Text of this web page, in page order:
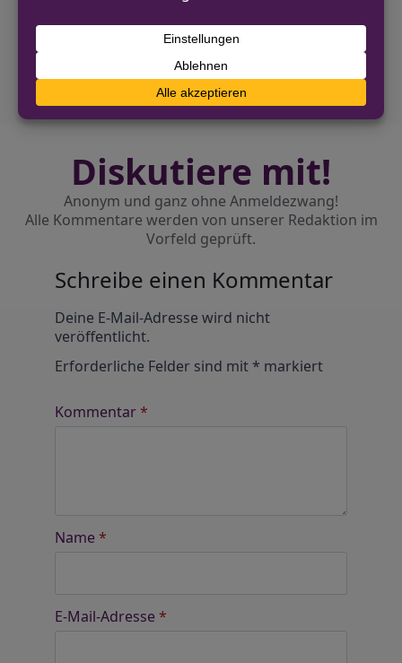
Versuchter Einbruch mit gestohlenem
Schlüssel in Paderborn
Diskutiere mit!
Anonym und ganz ohne Anmeldezwang!
Alle Kommentare werden von unserer Redaktion im
Vorfeld geprüft.
Schreibe einen Kommentar
Deine E-Mail-Adresse wird nicht
veröffentlicht.
Erforderliche Felder sind mit* markiert
Kommentar*
Name *
E-Mail-Adresse *